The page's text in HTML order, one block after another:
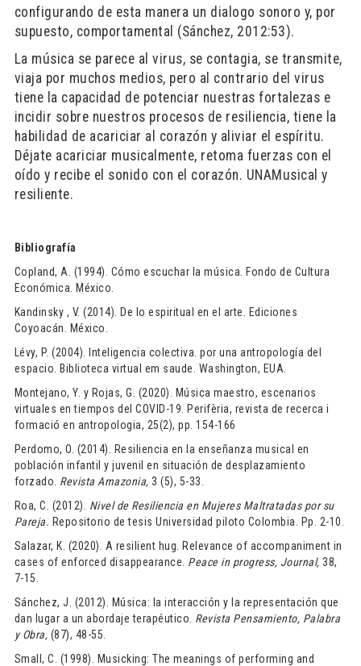
configurando de esta manera un dialogo sonoro y, por
supuesto, comportamental (Sánchez, 2012:53).
La música se parece al virus, se contagia, se transmite,
viaja por muchos medios, pero al contrario del virus
tiene la capacidad de potenciar nuestras fortalezas e
incidir sobre nuestros procesos de resiliencia, tiene la
habilidad de acariciar al corazón y aliviar el espíritu.
Déjate acariciar musicalmente, retoma fuerzas con el
oído y recibe el sonido con el corazón. UNAMusical y
resiliente.
Bibliografía
Copland, A. (1994). Cómo escuchar la música. Fondo de Cultura
Económica. México.
Kandinsky , V. (2014). De lo espiritual en el arte. Ediciones
Coyoacán. México.
Lévy, P. (2004). Inteligencia colectiva. por una antropología del
espacio. Biblioteca virtual em saude. Washington, EUA.
Montejano, Y. y Rojas, G. (2020). Música maestro, escenarios
virtuales en tiempos del COVID-19. Perifèria, revista de recerca i
formació en antropologia, 25(2), pp. 154-166
Perdomo, O. (2014). Resiliencia en la enseñanza musical en
población infantil y juvenil en situación de desplazamiento
forzado. Revista Amazonia, 3 (5), 5-33.
Roa, C. (2012).
Nivel de Resiliencia en Mujeres Maltratadas por su
Pareja. Repositorio de tesis Universidad piloto Colombia. Pp. 2-10.
Salazar, K. (2020). A resilient hug. Relevance of accompaniment in
cases of enforced disappearance. Peace in progress, Journal, 38,
7-15.
Sánchez, J. (2012). Música: la interacción y la representación que
dan lugar a un abordaje terapéutico. Revista Pensamiento, Palabra
y Obra, (87), 48-55.
Small, C. (1998). Musicking: The meanings of performing and